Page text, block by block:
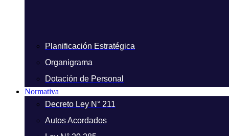
Planificación Estratégica
Organigrama
Dotación de Personal
Normativa
Decreto Ley N° 211
Autos Acordados